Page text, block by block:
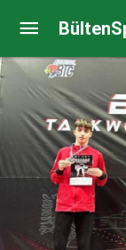
Fikret Öztürk
şampiyon belli